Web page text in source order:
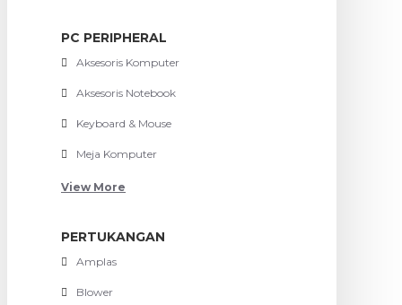
PC PERIPHERAL
Aksesoris Komputer
Aksesoris Notebook
Keyboard & Mouse
Meja Komputer
View More
PERTUKANGAN
Amplas
Blower